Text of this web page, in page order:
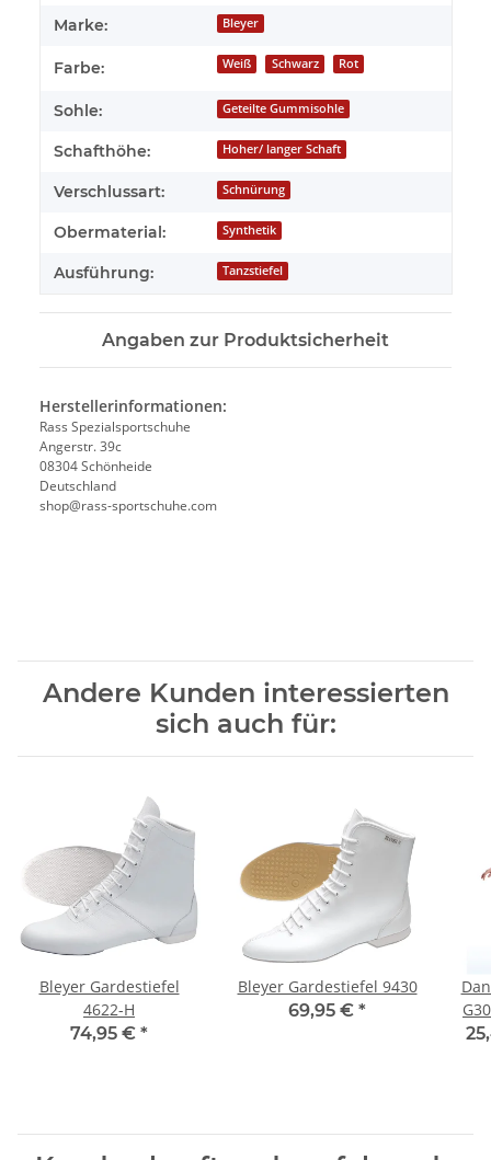
Marke: Bleyer
Farbe: Weiß Schwarz Rot
Sohle: Geteilte Gummisohle
Schafthöhe: Hoher/ langer Schaft
Verschlussart: Schnürung
Obermaterial: Synthetik
Ausführung: Tanzstiefel
Angaben zur Produktsicherheit
Herstellerinformationen:
Rass Spezialsportschuhe
Angerstr. 39c
08304 Schönheide
Deutschland
shop@rass-sportschuhe.com
Andere Kunden interessierten
sich auch für:
Bleyer Gardestiefel
4622-H
74,95 € *
Bleyer Gardestiefel 9430
69,95 € *